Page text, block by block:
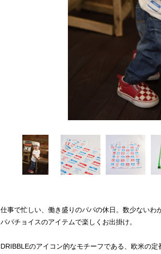
仕事で忙しい、働き盛りのパパの休日。数少ないわ
パパチョイスのアイテムで楽しくお出掛け。
DRIBBLEのアイコン的なモチーフである、欧米の定